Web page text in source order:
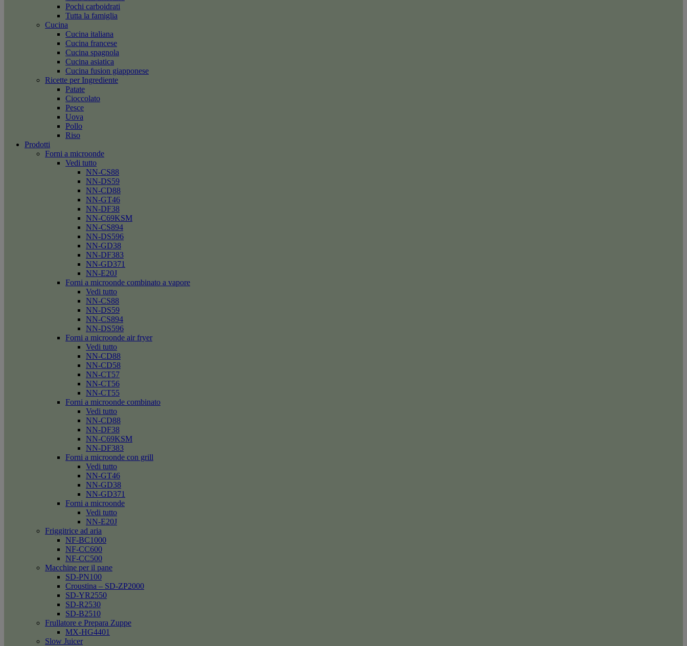
Pochi carboidrati
Tutta la famiglia
Cucina
Cucina italiana
Cucina francese
Cucina spagnola
Cucina asiatica
Cucina fusion giapponese
Ricette per Ingrediente
Patate
Cioccolato
Pesce
Uova
Pollo
Riso
Prodotti
Forni a microonde
Vedi tutto
NN-CS88
NN-DS59
NN-CD88
NN-GT46
NN-DF38
NN-C69KSM
NN-CS894
NN-DS596
NN-GD38
NN-DF383
NN-GD371
NN-E20J
Forni a microonde combinato a vapore
Vedi tutto
NN-CS88
NN-DS59
NN-CS894
NN-DS596
Forni a microonde air fryer
Vedi tutto
NN-CD88
NN-CD58
NN-CT57
NN-CT56
NN-CT55
Forni a microonde combinato
Vedi tutto
NN-CD88
NN-DF38
NN-C69KSM
NN-DF383
Forni a microonde con grill
Vedi tutto
NN-GT46
NN-GD38
NN-GD371
Forni a microonde
Vedi tutto
NN-E20J
Friggitrice ad aria
NF-BC1000
NF-CC600
NF-CC500
Macchine per il pane
SD-PN100
Croustina – SD-ZP2000
SD-YR2550
SD-R2530
SD-B2510
Frullatore e Prepara Zuppe
MX-HG4401
Slow Juicer